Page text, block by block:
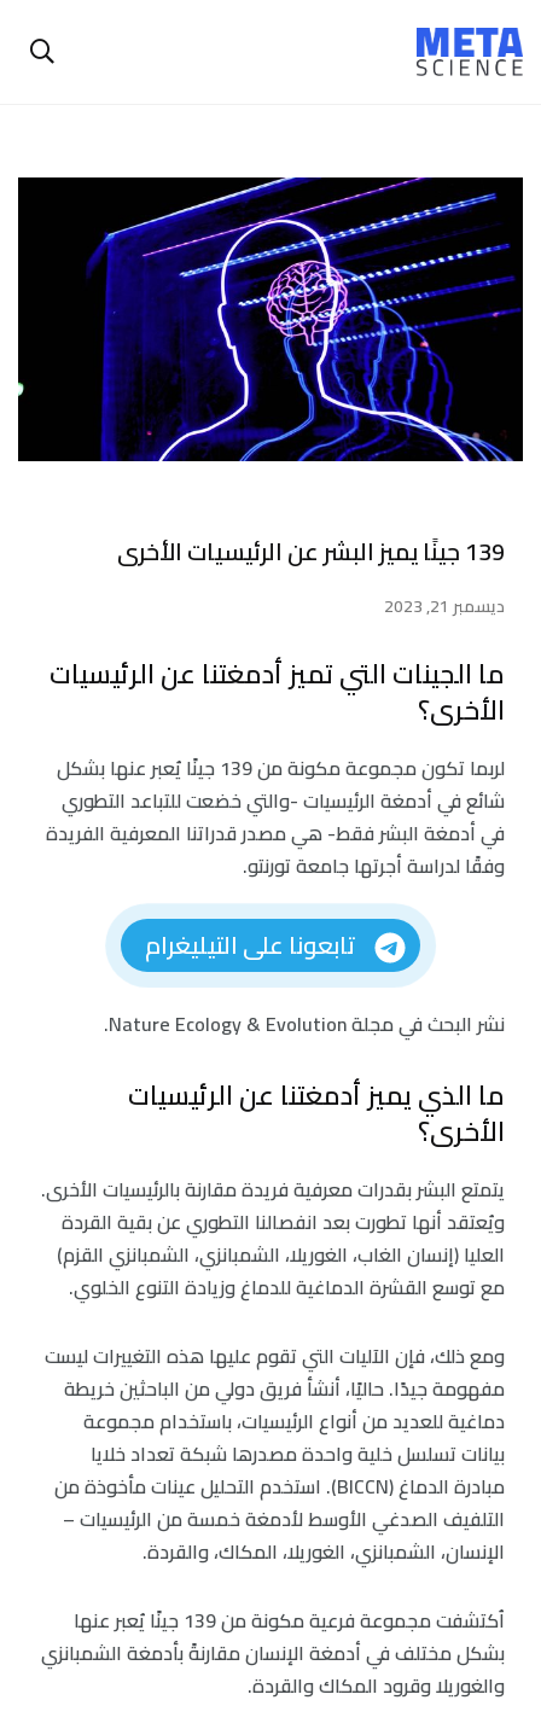
139 جينًا يميز البشر عن الرئيسيات الأخرى
ديسمبر 21, 2023
ما الجينات التي تميز أدمغتنا عن الرئيسيات
الأخرى؟
لربما تكون مجموعة مكونة من 139 جينًا يُعبر عنها بشكل
شائع في أدمغة الرئيسيات -والتي خضعت للتباعد التطوري
في أدمغة البشر فقط- هي مصدر قدراتنا المعرفية الفريدة
وفقًا لدراسة أجرتها جامعة تورنتو.
تابعونا على التيليغرام
نشر البحث في مجلة Nature Ecology & Evolution.
ما الذي يميز أدمغتنا عن الرئيسيات
الأخرى؟
يتمتع البشر بقدرات معرفية فريدة مقارنة بالرئيسيات الأخرى.
ويُعتقد أنها تطورت بعد انفصالنا التطوري عن بقية القردة
العليا (إنسان الغاب، الغوريلا، الشمبانزي، الشمبانزي القزم)
مع توسع القشرة الدماغية للدماغ وزيادة التنوع الخلوي.
ومع ذلك، فإن الآليات التي تقوم عليها هذه التغييرات ليست
مفهومة جيدًا. حاليًا، أنشأ فريق دولي من الباحثين خريطة
دماغية للعديد من أنواع الرئيسيات، باستخدام مجموعة
بيانات تسلسل خلية واحدة مصدرها شبكة تعداد خلايا
مبادرة الدماغ (BICCN). استخدم التحليل عينات مأخوذة من
التلفيف الصدغي الأوسط لأدمغة خمسة من الرئيسيات –
الإنسان، الشمبانزي، الغوريلا، المكاك، والقردة.
اُكتشفت مجموعة فرعية مكونة من 139 جينًا يُعبر عنها
بشكل مختلف في أدمغة الإنسان مقارنةً بأدمغة الشمبانزي
والغوريلا وقرود المكاك والقردة.